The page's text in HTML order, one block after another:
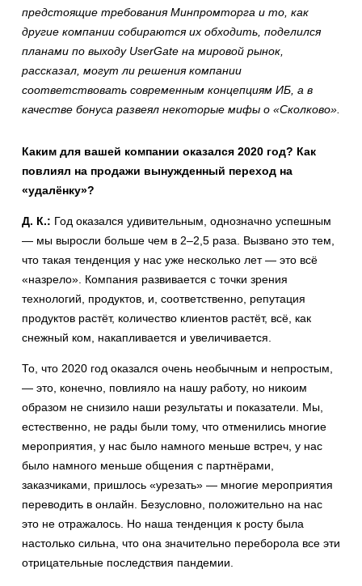
предстоящие требования Минпромторга и то, как
другие компании собираются их обходить, поделился
планами по выходу UserGate на мировой рынок,
рассказал, могут ли решения компании
соответствовать современным концепциям ИБ, а в
качестве бонуса развеял некоторые мифы о «Сколково».
Каким для вашей компании оказался 2020 год? Как
повлиял на продажи вынужденный переход на
«удалёнку»?
Д. К.: Год оказался удивительным, однозначно успешным
— мы выросли больше чем в 2–2,5 раза. Вызвано это тем,
что такая тенденция у нас уже несколько лет — это всё
«назрело». Компания развивается с точки зрения
технологий, продуктов, и, соответственно, репутация
продуктов растёт, количество клиентов растёт, всё, как
снежный ком, накапливается и увеличивается.
То, что 2020 год оказался очень необычным и непростым,
— это, конечно, повлияло на нашу работу, но никоим
образом не снизило наши результаты и показатели. Мы,
естественно, не рады были тому, что отменились многие
мероприятия, у нас было намного меньше встреч, у нас
было намного меньше общения с партнёрами,
заказчиками, пришлось «урезать» — многие мероприятия
переводить в онлайн. Безусловно, положительно на нас
это не отражалось. Но наша тенденция к росту была
настолько сильна, что она значительно переборола все эти
отрицательные последствия пандемии.